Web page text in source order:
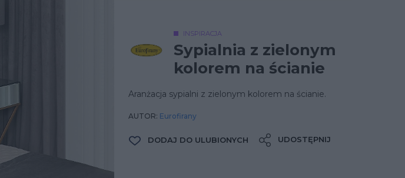
INSPIRACJA
Sypialnia z zielonym
kolorem na ścianie
Aranżacja sypialni z zielonym kolorem na ścianie.
AUTOR: Eurofirany
DODAJ DO ULUBIONYCH UDOSTĘPNIJ